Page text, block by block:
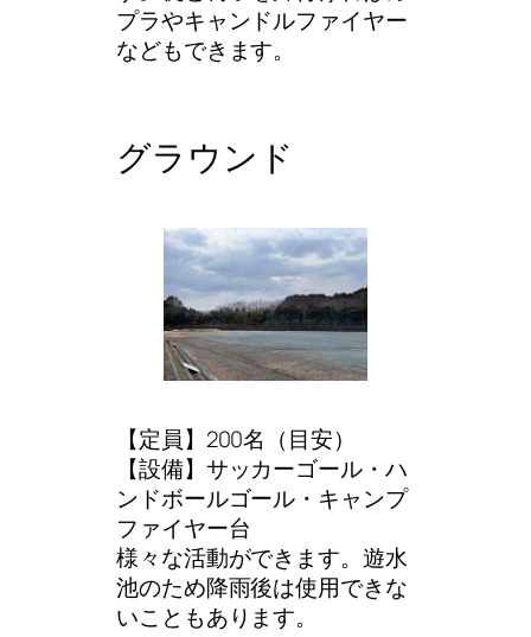
プラやキャンドルファイヤー
などもできます。
グラウンド
【定員】200名（目安）
【設備】サッカーゴール・ハ
ンドボールゴール・キャンプ
ファイヤー台
様々な活動ができます。遊水
池のため降雨後は使用できな
いこともあります。